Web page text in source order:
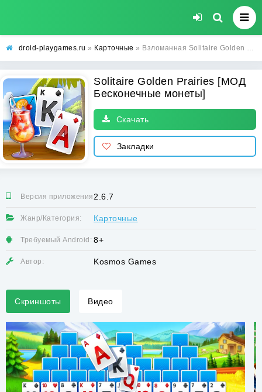
droid-playgames.ru » Карточные » Взломанная Solitaire Golden Prairies [МОД Бесконечные монеты] - полная версия apk на Андроид
Solitaire Golden Prairies [МОД
Бесконечные монеты]
Скачать
Закладки
Версия приложения:2.6.7
Жанр/Категория: Карточные
Требуемый Android: 8+
Автор: Kosmos Games
Скриншоты Видео